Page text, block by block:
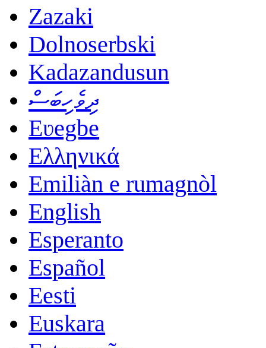
Zazaki
Dolnoserbski
Kadazandusun
ދިވެހިބަސް
Eʋegbe
Ελληνικά
Emiliàn e rumagnòl
English
Esperanto
Español
Eesti
Euskara